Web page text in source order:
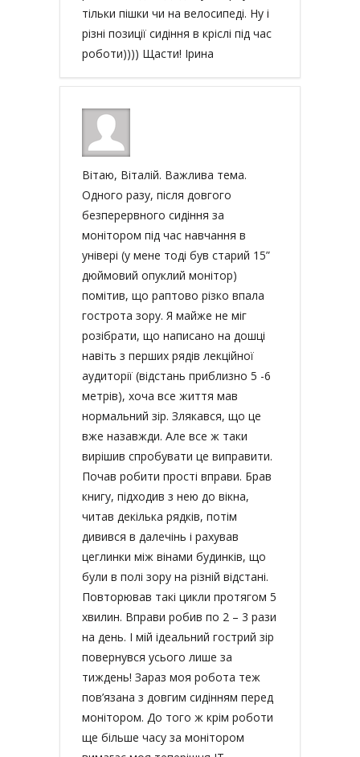
тільки пішки чи на велосипеді. Ну і
різні позиції сидіння в кріслі під час
роботи)))) Щасти! Ірина
Вітаю, Віталій. Важлива тема.
Одного разу, після довгого
безперервного сидіння за
монітором під час навчання в
універі (у мене тоді був старий 15”
дюймовий опуклий монітор)
помітив, що раптово різко впала
гострота зору. Я майже не міг
розібрати, що написано на дошці
навіть з перших рядів лекційної
аудиторії (відстань приблизно 5 -6
метрів), хоча все життя мав
нормальний зір. Злякався, що це
вже назавжди. Але все ж таки
вирішив спробувати це виправити.
Почав робити прості вправи. Брав
книгу, підходив з нею до вікна,
читав декілька рядків, потім
дивився в далечінь і рахував
цеглинки між вінами будинків, що
були в полі зору на різній відстані.
Повторював такі цикли протягом 5
хвилин. Вправи робив по 2 – 3 рази
на день. І мій ідеальний гострий зір
повернувся усього лише за
тиждень! Зараз моя робота теж
пов’язана з довгим сидінням перед
монітором. До того ж крім роботи
ще більше часу за монітором